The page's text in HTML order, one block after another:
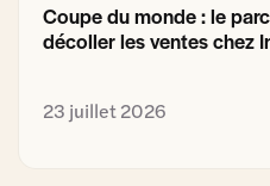
Coupe du monde : le
décoller les ventes chez
23 juillet 2026